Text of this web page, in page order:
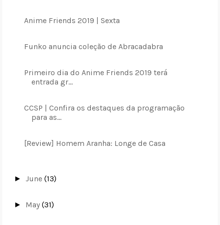
Anime Friends 2019 | Sexta
Funko anuncia coleção de Abracadabra
Primeiro dia do Anime Friends 2019 terá
entrada gr...
CCSP | Confira os destaques da programação
para as...
[Review] Homem Aranha: Longe de Casa
►June(13)
► May(31)